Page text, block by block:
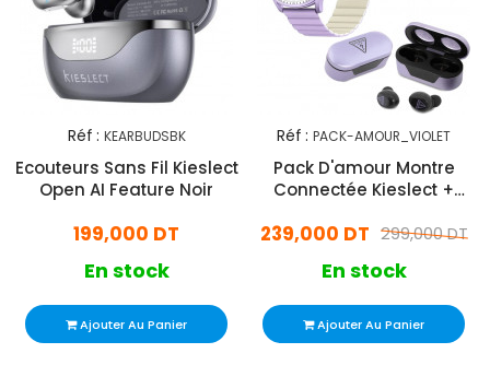
Réf : KEARBUDSBK
Ecouteurs Sans Fil Kieslect
Open AI Feature Noir
199,000 DT
En stock
Ajouter Au Panier
Réf : PACK-AMOUR_VIOLET
Pack D'amour Montre
Connectée Kieslect +
Violet299,000 DT
239,000 DT
En stock
Ajouter Au Panier